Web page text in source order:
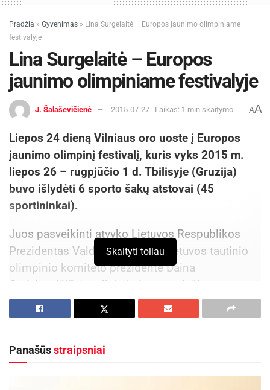
Pradžia » Gyvenimas » Lina Surgelaitė – Europos jaunimo olimpiniame
festivalyje
Lina Surgelaitė – Europos
jaunimo olimpiniame festivalyje
J. Šalaševičienė 2015-07-27 Laikas: 1 min skaitymo AA
Liepos 24 dieną Vilniaus oro uoste į Europos
jaunimo olimpinį festivalį, kuris vyks 2015 m.
liepos 26 – rugpjūčio 1 d. Tbilisyje (Gruzija)
buvo išlydėti 6 sporto šakų atstovai (45
sportininkai).
Juos pasveikinti atvyko Lietuvos Respublikos
Prezidentas Valdas Adamkus, Lietuvos tautinio
olimpinio komiteto prezidentė Daina
Gudzinevičiūtė, palinkėję lengvaatlečiams,
plaukikams, gimnastams, dviratininkams,
tenisininkams ir dziudo atstovams įgyti geros
varžantis su geriausiais jaunaisiais sportininkais
Skaityti toliau
Panašūsstraipsniai